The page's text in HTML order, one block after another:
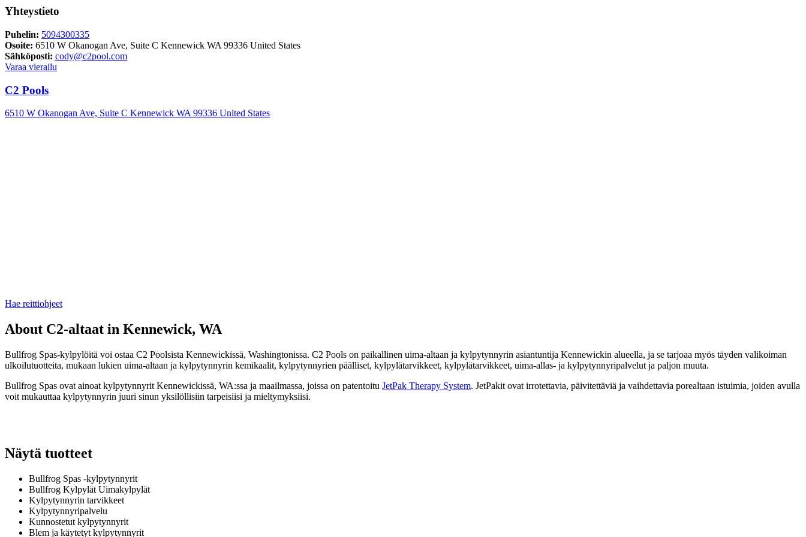
Yhteystieto
Puhelin: 5094300335
Osoite: 6510 W Okanogan Ave, Suite C Kennewick WA 99336 United States
Sähköposti: cody@c2pool.com
Varaa vierailu
C2 Pools
6510 W Okanogan Ave, Suite C Kennewick WA 99336 United States
Hae reittiohjeet
About C2-altaat in Kennewick, WA
Bullfrog Spas-kylpylöitä voi ostaa C2 Poolsista Kennewickissä, Washingtonissa. C2 Pools on paikallinen uima-altaan ja kylpytynnyrin asiantuntija Kennewickin alueella, ja se tarjoaa myös täyden valikoiman
ulkoilutuotteita, mukaan lukien uima-altaan ja kylpytynnyrin kemikaalit, kylpytynnyrien päälliset, kylpylätarvikkeet, kylpylätarvikkeet, uima-allas- ja kylpytynnyripalvelut ja paljon muuta.
Bullfrog Spas ovat ainoat kylpytynnyrit Kennewickissä, WA:ssa ja maailmassa, joissa on patentoitu JetPak Therapy System. JetPakit ovat irrotettavia, päivitettäviä ja vaihdettavia porealtaan istuimia, joiden avulla
voit mukauttaa kylpytynnyrin juuri sinun yksilöllisiin tarpeisiisi ja mieltymyksiisi.
Näytä tuotteet
Bullfrog Spas -kylpytynnyrit
Bullfrog Kylpylät Uimakylpylät
Kylpytynnyrin tarvikkeet
Kylpytynnyripalvelu
Kunnostetut kylpytynnyrit
Blem ja käytetyt kylpytynnyrit